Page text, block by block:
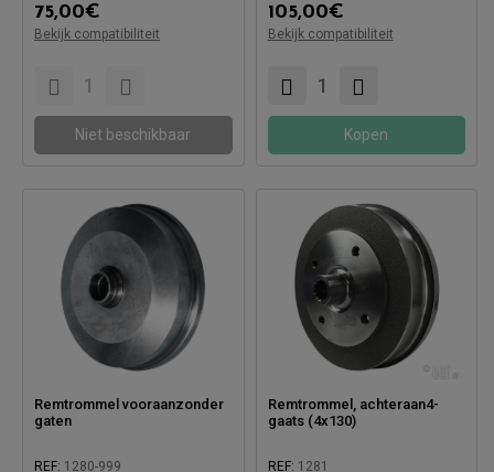
75,00€
Bekijk compatibiliteit
Compatibel met:
Niet beschikbaar
105,00€
Bekijk compatibiliteit
Compatibel met:
Kopen
Remtrommel vooraanzonder
gaten
REF: 1280-999
Remtrommel, achteraan4-
gaats (4x130)
REF: 1281